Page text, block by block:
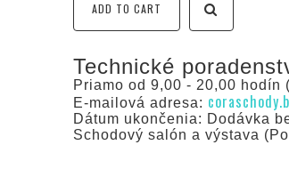
ADD TO CART
Technické
Priamo od 9,00 - 20,00 hodín
E-mailová adresa:
Dátum ukončenia: Dodávka
Schodový salón a výstava